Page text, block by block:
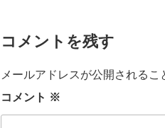
コメントを残す
メールアドレスが公開されるこ
コメント ※